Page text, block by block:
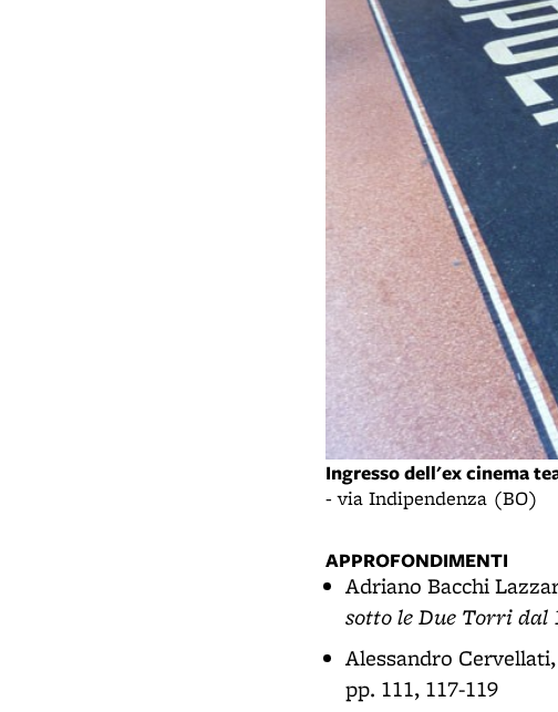
Ingresso dell'ex cinema
- via Indipendenza (BO)
APPROFONDIMENTI
Adriano Bacchi
sotto le Due Torri dal
Alessandro Cervellati,
pp. 111, 117-119